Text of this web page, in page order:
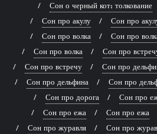
Сон о черный кот: толкование
Сон про акулу
Сон про
Сон про волка
Сон про
Сон про волка
Сон про
Сон про встречу
Сон про
Сон про дельфина
Сон про
Сон про дорога
Сон про
Сон про ежа
Сон про ежа
Сон про журавля
Сон про